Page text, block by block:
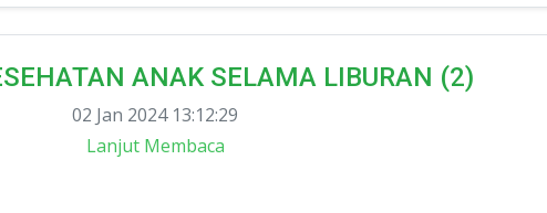
ANAK SELAMA LIBURAN (2)
02 Jan 2024 13:12:29
Lanjut Membaca